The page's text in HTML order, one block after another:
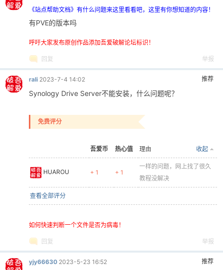
《站点帮助文档》有什么问题来这里看看吧，这里有你想知道的内容！
有PVE的版本吗
呼吁大家发布原创作品添加吾爱破解论坛标识！
回复 举报
推荐
rali 2023-7-4 14:02
Synology Drive Server不能安装，什么问题呢？
免费评分
吾爱币 热心值 收起
理由
HUAROU + 1 + 1
一样的问题，网上找了很久
教程没解决
查看全部评分
如何快速判断一个文件是否为病毒！
回复 举报
推荐
yjy66630 2023-5-23 16:52